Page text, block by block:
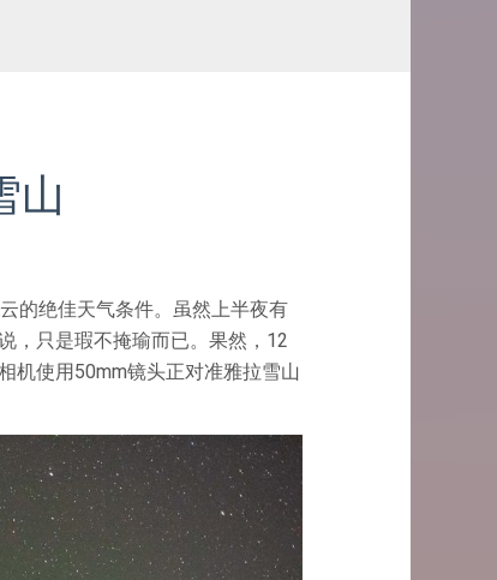
山
的绝佳天气条件。虽然上半夜有
，只是瑕不掩瑜而已。果然，12
机使用50mm镜头正对准雅拉雪山